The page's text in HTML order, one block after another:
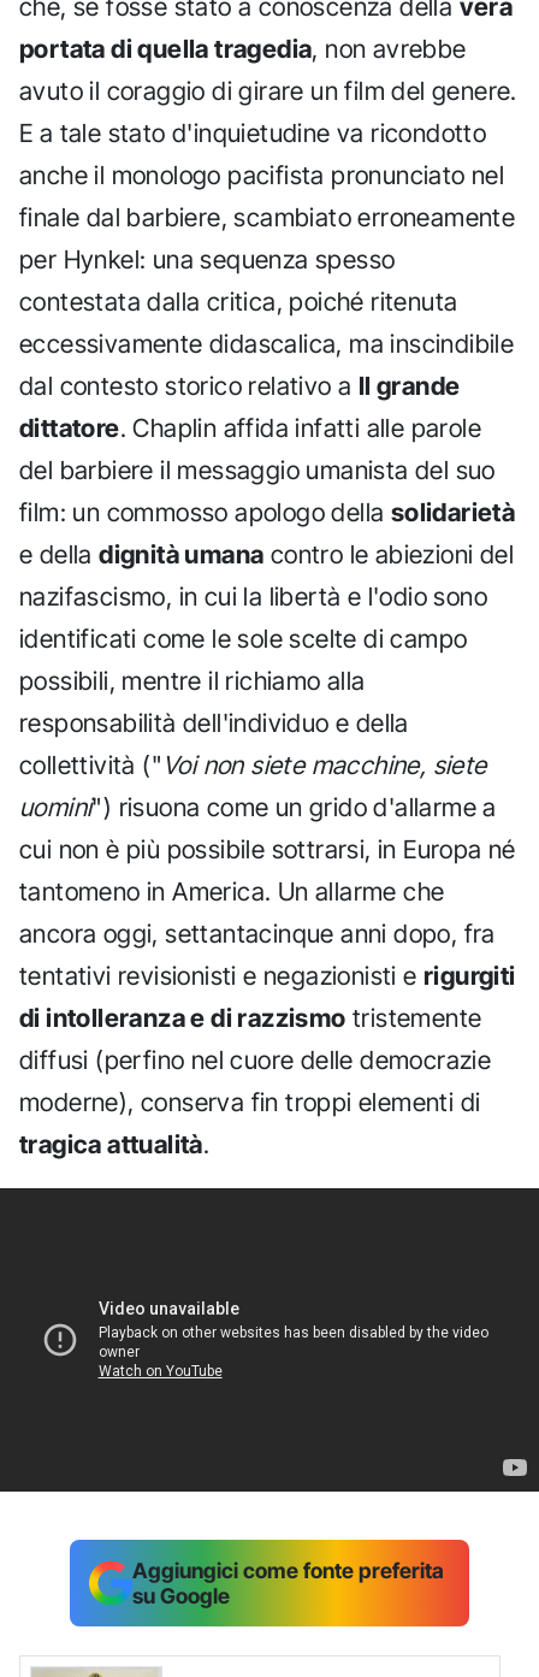
che, se fosse stato a conoscenza della vera
portata di quella tragedia, non avrebbe
avuto il coraggio di girare un film del genere.
E a tale stato d'inquietudine va ricondotto
anche il monologo pacifista pronunciato nel
finale dal barbiere, scambiato erroneamente
per Hynkel: una sequenza spesso
contestata dalla critica, poiché ritenuta
eccessivamente didascalica, ma inscindibile
dal contesto storico relativo a Il grande
dittatore. Chaplin affida infatti alle parole
del barbiere il messaggio umanista del suo
film: un commosso apologo della solidarietà
e delladignità umana contro le abiezioni del
nazifascismo, in cui la libertà e l'odio sono
identificati come le sole scelte di campo
possibili, mentre il richiamo alla
responsabilità dell'individuo e della
collettività (" Voi non siete macchine, siete
uomini") risuona come un grido d'allarme a
cui non è più possibile sottrarsi, in Europa né
tantomeno in America. Un allarme che
ancora oggi, settantacinque anni dopo, fra
tentativi revisionisti e negazionisti e rigurgiti
di intolleranza e di razzismo tristemente
diffusi (perfino nel cuore delle democrazie
moderne), conserva fin troppi elementi di
tragica attualità.
Aggiungici come fonte preferita
su Google